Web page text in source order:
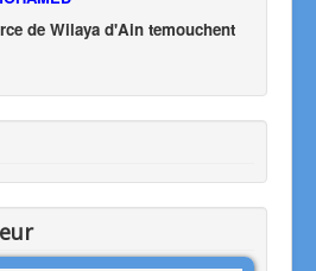
de Wilaya d'Ain temouchent